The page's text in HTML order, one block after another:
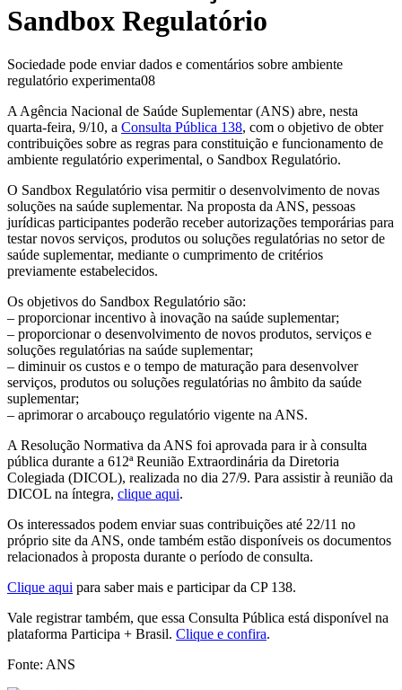
Sandbox Regulatório
Sociedade pode enviar dados e comentários sobre ambiente
regulatório experimenta08
A Agência Nacional de Saúde Suplementar (ANS) abre, nesta
quarta-feira, 9/10, a Consulta Pública 138, com o objetivo de obter
contribuições sobre as regras para constituição e funcionamento de
ambiente regulatório experimental, o Sandbox Regulatório.
O Sandbox Regulatório visa permitir o desenvolvimento de novas
soluções na saúde suplementar. Na proposta da ANS, pessoas
jurídicas participantes poderão receber autorizações temporárias para
testar novos serviços, produtos ou soluções regulatórias no setor de
saúde suplementar, mediante o cumprimento de critérios
previamente estabelecidos.
Os objetivos do Sandbox Regulatório são:
– proporcionar incentivo à inovação na saúde suplementar;
– proporcionar o desenvolvimento de novos produtos, serviços e
soluções regulatórias na saúde suplementar;
– diminuir os custos e o tempo de maturação para desenvolver
serviços, produtos ou soluções regulatórias no âmbito da saúde
suplementar;
– aprimorar o arcabouço regulatório vigente na ANS.
A Resolução Normativa da ANS foi aprovada para ir à consulta
pública durante a 612ª Reunião Extraordinária da Diretoria
Colegiada (DICOL), realizada no dia 27/9. Para assistir à reunião da
DICOL na íntegra, clique aqui.
Os interessados podem enviar suas contribuições até 22/11 no
próprio site da ANS, onde também estão disponíveis os documentos
relacionados à proposta durante o período de consulta.
Clique aqui para saber mais e participar da CP 138.
Vale registrar também, que essa Consulta Pública está disponível na
plataforma Participa + Brasil. Clique e confira.
Fonte: ANS